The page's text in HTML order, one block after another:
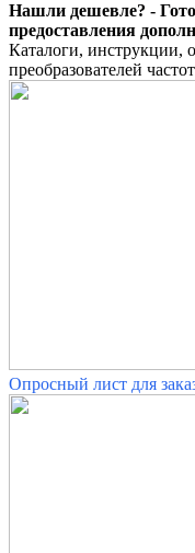
Нашли дешевле? -
предоставления
Каталоги, инструкции,
преобразователей
Опросный лист для